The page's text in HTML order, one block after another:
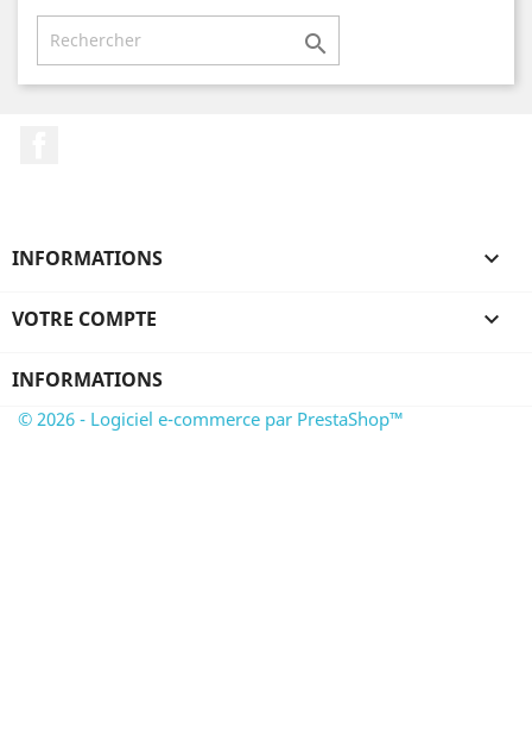

INFORMATIONS 
VOTRE COMPTE 
INFORMATIONS
© 2026 - Logiciel e-commerce par PrestaShop™